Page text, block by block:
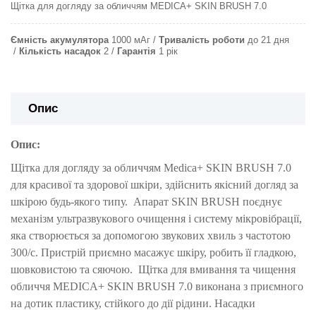
Щітка для догляду за обличчям MEDICA+ SKIN BRUSH 7.0
Ємність акумулятора 1000 мАг Тривалість роботи до 21 дня
Кількість насадок 2 Гарантія 1 рік
Опис
Опис:
Щітка для догляду за обличчям Medica+ SKIN BRUSH 7.0
для красивої та здорової шкіри, здійснить якісний догляд за
шкірою будь-якого типу. Апарат SKIN BRUSH поєднує
механізм ультразвукового очищення і систему мікровібрації,
яка створюється за допомогою звукових хвиль з частотою
300/с. Пристрій приємно масажує шкіру, робить її гладкою,
шовковистою та сяючою. Щітка для вмивання та чищення
обличчя MEDICA+ SKIN BRUSH 7.0 виконана з приємного
на дотик пластику, стійкого до дії рідини. Насадки